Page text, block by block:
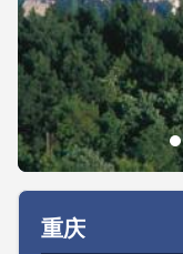
Sidebar
重庆